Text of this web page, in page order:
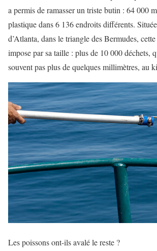
a permis de ramasser un triste butin : 64 000
plastique dans 6 136 endroits différents.
d’Atlanta, dans le triangle des Bermudes,
impose par sa taille : plus de 10 000 déchets,
souvent pas plus de quelques millimètres, au
Les poissons ont-ils avalé le reste ?